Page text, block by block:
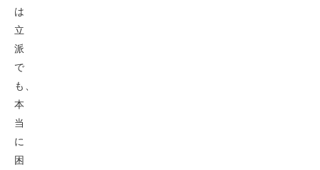
は
立
派
で
も、
本
当
に
困